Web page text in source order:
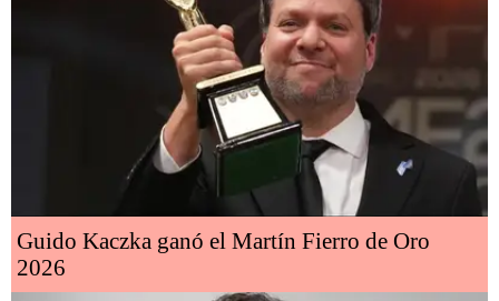
Guido Kaczka ganó el Martín Fierro de Oro
2026